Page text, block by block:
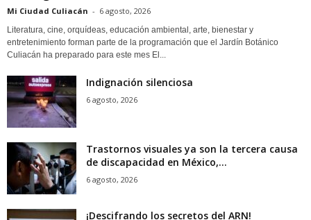
Mi Ciudad Culiacán - 6 agosto, 2026
Literatura, cine, orquídeas, educación ambiental, arte, bienestar y
entretenimiento forman parte de la programación que el Jardín Botánico
Culiacán ha preparado para este mes El...
Indignación silenciosa
6 agosto, 2026
Trastornos visuales ya son la tercera causa
de discapacidad en México,...
6 agosto, 2026
¡Descifrando los secretos del ARN!